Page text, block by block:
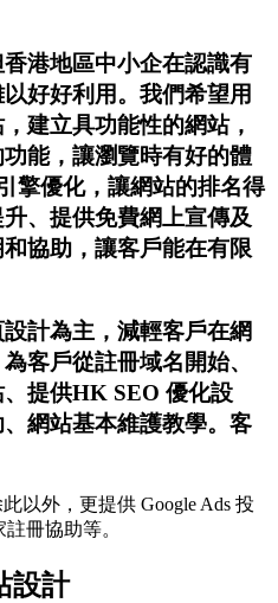
港地區中小企在認識有
好好利用。我們希望用
建立具功能性的網站，
能，讓瀏覽時有好的體
擎優化，讓網站的排名得
、提供免費網上宣傳及
協助，讓客戶能在有限
計為主，減輕客戶在網
客戶從註冊域名開始、
提供HK SEO 優化設
網站基本維護教學。客
以外，更提供 Google Ads 投
註冊協助等。
設計